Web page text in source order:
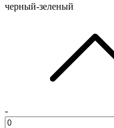
черный-зеленый
-